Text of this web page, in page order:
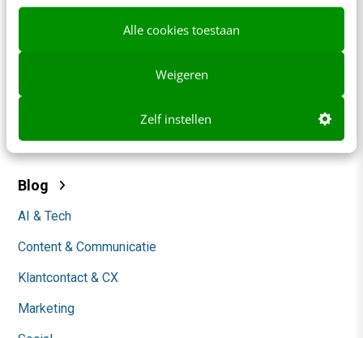
Alle cookies toestaan
Weigeren
Zelf instellen
Over ons
Whitepapers
Blog
AI & Tech
Content & Communicatie
Klantcontact & CX
Marketing